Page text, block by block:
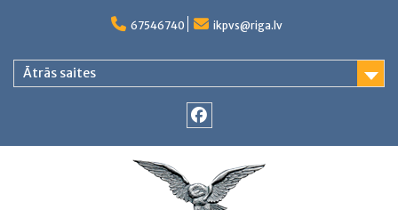
67546740 ikpvs@riga.lv
Ātrās saites